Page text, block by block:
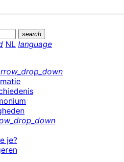
search
NL language
je?